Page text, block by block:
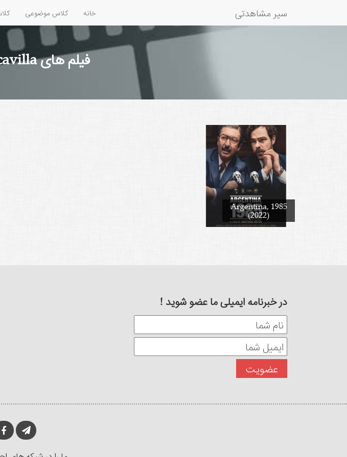
سیر مشاهدتی خانه کلاس موضوعی
فیلم های Ignacio Francavilla
Argentina, 1985
(2022)
در خبرنامه ایمیلی ما عضو شوید !